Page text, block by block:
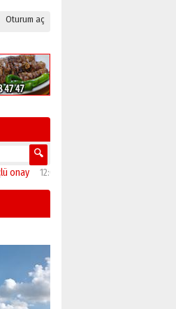
Oturum aç
12:04 Oltu’da festival coşkusu konserle